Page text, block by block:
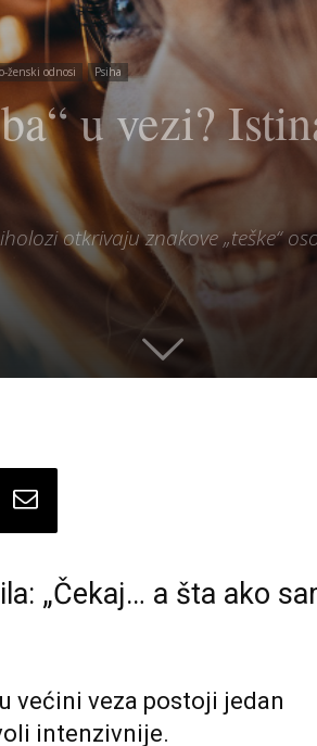
ženski odnosi Psiha
u vezi?
otkrivaju znakove „teške“
„Čekaj… a šta ako
većini veza postoji jedan
intenzivnije.